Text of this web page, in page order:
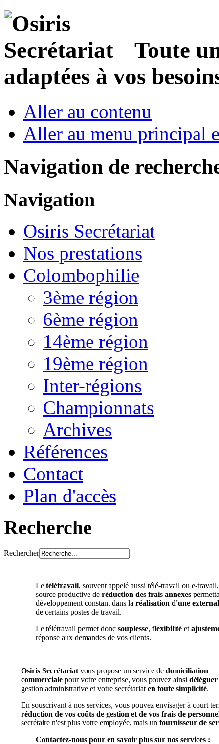
Toute
adaptées à vos
Aller au contenu
Aller au menu principal
Navigation de
Navigation
Osiris Secrétariat
Nos prestations
Colombophilie
3ème région
6ème région
14ème région
19ème région
Inter-régions
Championnats
Archives
Références
Contact
Plan d'accès
Recherche
Rechercher
Le télétravail, souvent appelé aussi télé-travail ou e-
source productive de réduction des frais annexes
développement constant dans la réalisation d'une
de certains postes de travail.
Le télétravail permet donc souplesse, flexibilité et
réponse aux demandes de vos clients.
Osiris Secrétariat vous propose un service de domiciliation
commerciale pour votre entreprise, vous pouvez ainsi déléguer
gestion administrative et votre secrétariat en toute simplicité.
En souscrivant à nos services, vous pouvez envisager à court
réduction de vos coûts de gestion et de vos frais de
secrétaire n'est plus votre employée, mais un fournisseur de
Contactez-nous pour en savoir plus sur nos services :